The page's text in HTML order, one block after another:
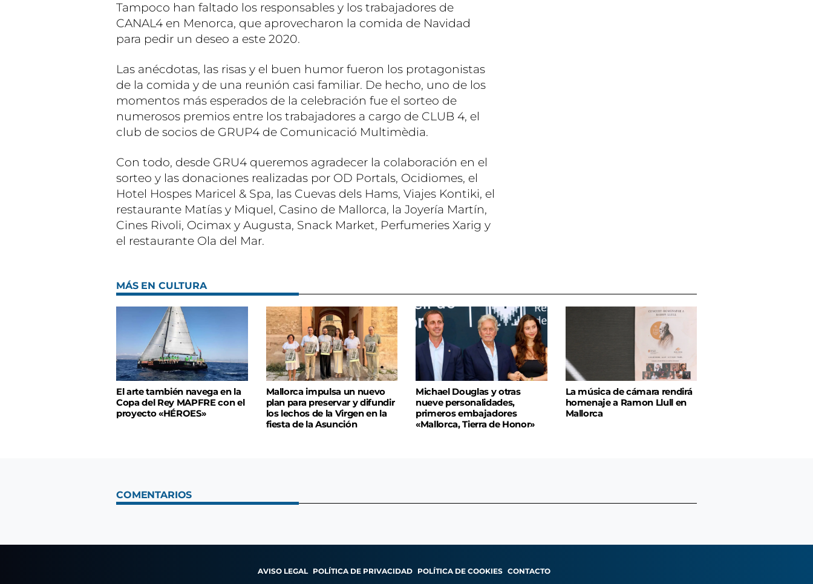
Tampoco han faltado los responsables y los trabajadores de
CANAL4 en Menorca, que aprovecharon la comida de Navidad
para pedir un deseo a este 2020.
Las anécdotas, las risas y el buen humor fueron los protagonistas
de la comida y de una reunión casi familiar. De hecho, uno de los
momentos más esperados de la celebración fue el sorteo de
numerosos premios entre los trabajadores a cargo de CLUB 4, el
club de socios de GRUP4 de Comunicació Multimèdia.
Con todo, desde GRU4 queremos agradecer la colaboración en el
sorteo y las donaciones realizadas por OD Portals, Ocidiomes, el
Hotel Hospes Maricel & Spa, las Cuevas dels Hams, Viajes Kontiki, el
restaurante Matías y Miquel, Casino de Mallorca, la Joyería Martín,
Cines Rivoli, Ocimax y Augusta, Snack Market, Perfumeries Xarig y
el restaurante Ola del Mar.
MÁS EN CULTURA
El arte también navega en la
Copa del Rey MAPFRE con el
proyecto «HÉROES»
Mallorca impulsa un nuevo
plan para preservar y difundir
los lechos de la Virgen en la
fiesta de la Asunción
Michael Douglas y otras
nueve personalidades,
primeros embajadores
«Mallorca, Tierra de Honor»
La música de cámara rendirá
homenaje a Ramon Llull en
Mallorca
COMENTARIOS
AVISO LEGAL POLÍTICA DE PRIVACIDAD POLÍTICA DE COOKIES CONTACTO